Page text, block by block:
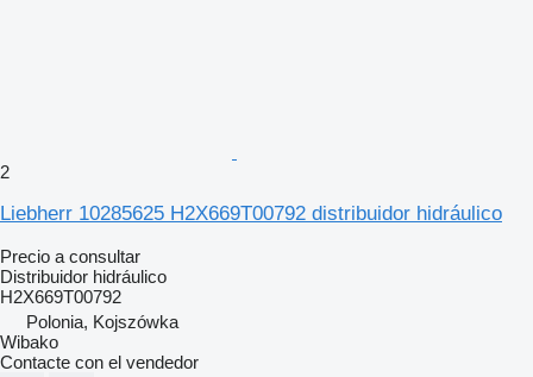
2
Liebherr 10285625 H2X669T00792 distribuidor hidráulico
Precio a consultar
Distribuidor hidráulico
H2X669T00792
Polonia, Kojszówka
Wibako
Contacte con el vendedor